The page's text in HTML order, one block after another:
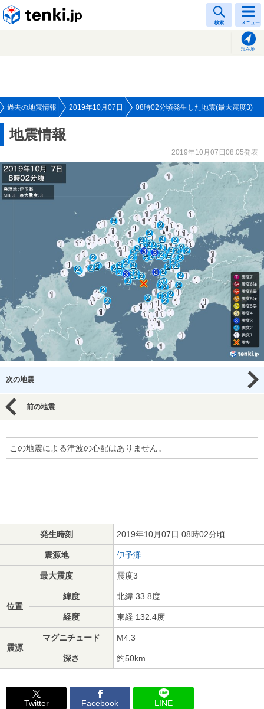
検索 メニュー
現在地
過去の地震情報 2019年10月07日 08時02分頃発生した地震(最大震度3)
地震情報
2019年10月07日08:05発表
次の地震
前の地震
この地震による津波の心配はありません。
発生時刻 2019年10月07日 08時02分頃
震源地 伊予灘
最大震度 震度3
位置
緯度 北緯 33.8度
経度 東経 132.4度
震源
マグニチュード M4.3
深さ 約50km
Twitter Facebook LINE